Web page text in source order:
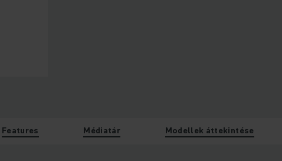
Features Médiatár Modellek áttekintése